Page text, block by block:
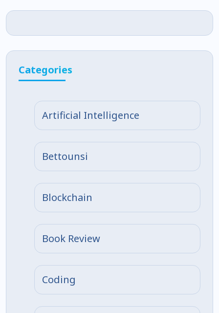
Categories
Artificial Intelligence
Bettounsi
Blockchain
Book Review
Coding